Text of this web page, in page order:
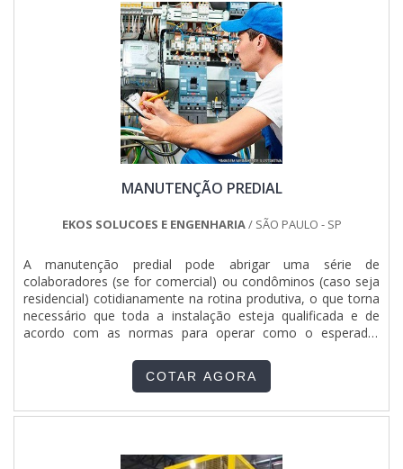
realizar a montagem. De modo genérico e resumido, é
executado um pré-projeto de instalação, a fim de identificar
o melhor lugar para realizar a disposição do equipamento.
Depois de escolhido o lugar e especificadas as medidas de
segurança, o orçamento é apresentado para o cliente e,
após a confirmação, os processos são iniciados.Pensando
mais a longo prazo, também conhecido como serviço de
montagem de caldeiras, pode ser reconhecido por seus
diferenciais que contemplam garantir as qualificações
torna seu uso de grande valia. Dentre as principais
performance; Alta qualidade; Preço justo e acessível; Ótima
DE INSTALAÇÃO DE CALDEIRA EM RJNa Serv-Cal é possível
garantir alta qualidade e segurança relacionadas a instalação
de caldeiras, vasos de pressão, painéis elétricos, dentre
outros produtos. Solicite um orçamento, por e-mail ou
telefone, e descubra mais vantagens advindas com a
contratação dessa empresa que está há mais de 40 anos no
MANUTENÇÃO PREDIAL
EKOS SOLUCOES E ENGENHARIA/ SÃO PAULO - SP
A manutenção predial pode abrigar uma série de
colaboradores (se for comercial) ou condôminos (caso seja
residencial) cotidianamente na rotina produtiva, o que torna
necessário que toda a instalação esteja qualificada e de
acordo com as normas para operar como o esperado,
segurança humana. IMPORTÂNCIA DA MANUTENÇÃO
Elevadores, sistemas hidráulicos e elétricos, além de muitas
manutenção, devendo s.
COTAR AGORA